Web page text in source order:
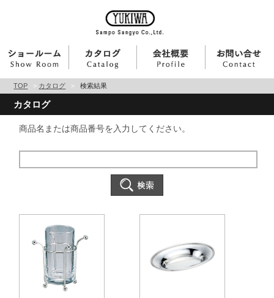
TOP > カタログ > 検索結果
カタログ
商品名または商品番号を入力してください。